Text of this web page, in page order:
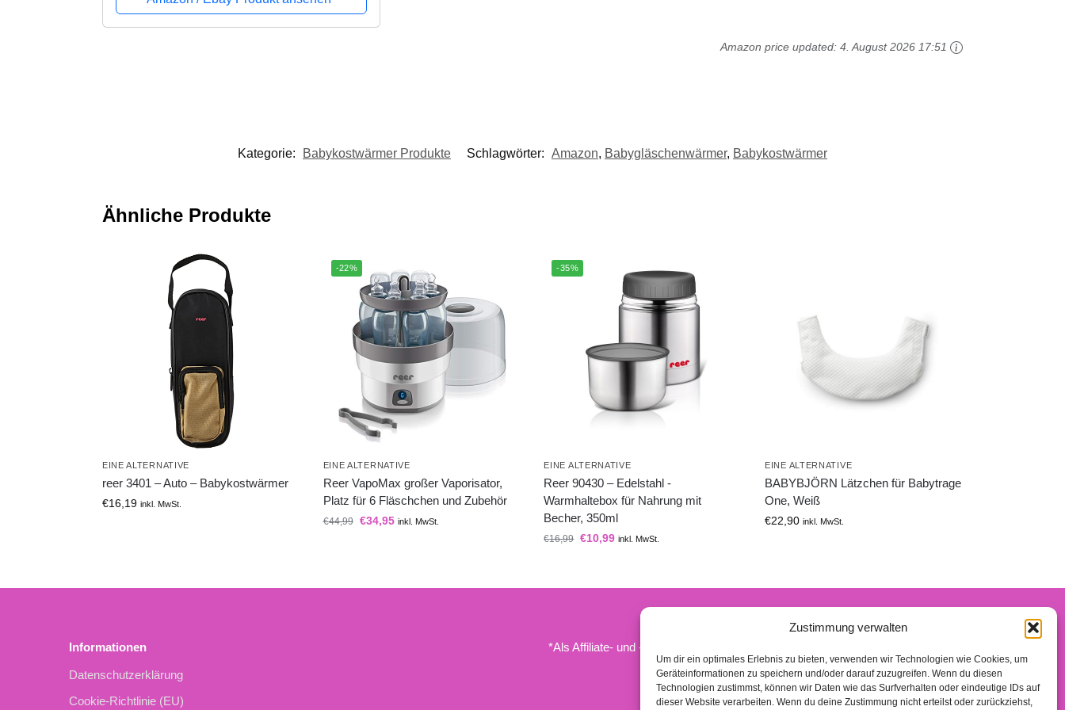
Zustimmung verwalten
Um dir ein optimales Erlebnis zu bieten, verwenden wir Technologien wie Cookies, um
Geräteinformationen zu speichern und/oder darauf zuzugreifen. Wenn du diesen
Technologien zustimmst, können wir Daten wie das Surfverhalten oder eindeutige IDs auf
dieser Website verarbeiten. Wenn du deine Zustimmung nicht erteilst oder zurückziehst,
Amazon price updated:4. August 2026 17:51
Kategorie: Babykostwärmer Produkte Schlagwörter: Amazon, Babygläschenwärmer, Babykostwärmer
Ähnliche Produkte
EINE ALTERNATIVE
reer 3401 – Auto – Babykostwärmer
€16,19 inkl. MwSt.
-22%
EINE ALTERNATIVE
Reer VapoMax großer Vaporisator,
Platz für 6 Fläschchen und Zubehör
€44,99 €34,95 inkl. MwSt.
-35%
EINE ALTERNATIVE
Reer 90430 – Edelstahl -
Warmhaltebox für Nahrung mit
Becher, 350ml
€16,99 €10,99 inkl. MwSt.
EINE ALTERNATIVE
BABYBJÖRN Lätzchen für Babytrage
One, Weiß
€22,90 inkl. MwSt.
Informationen
Datenschutzerklärung
Cookie-Richtlinie (EU)
*Als Affiliate- und -Ebay/Amazon-Partner verdiene ich an qualifizierten Käufen.